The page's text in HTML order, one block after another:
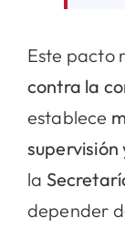
Este pacto
contra la
establece
supervisión
la
depender